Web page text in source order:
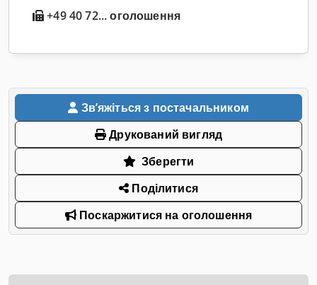
+49 40 72... оголошення
Звʼяжіться з постачальником
Друкований вигляд
Зберегти
Поділитися
Поскаржитися на оголошення